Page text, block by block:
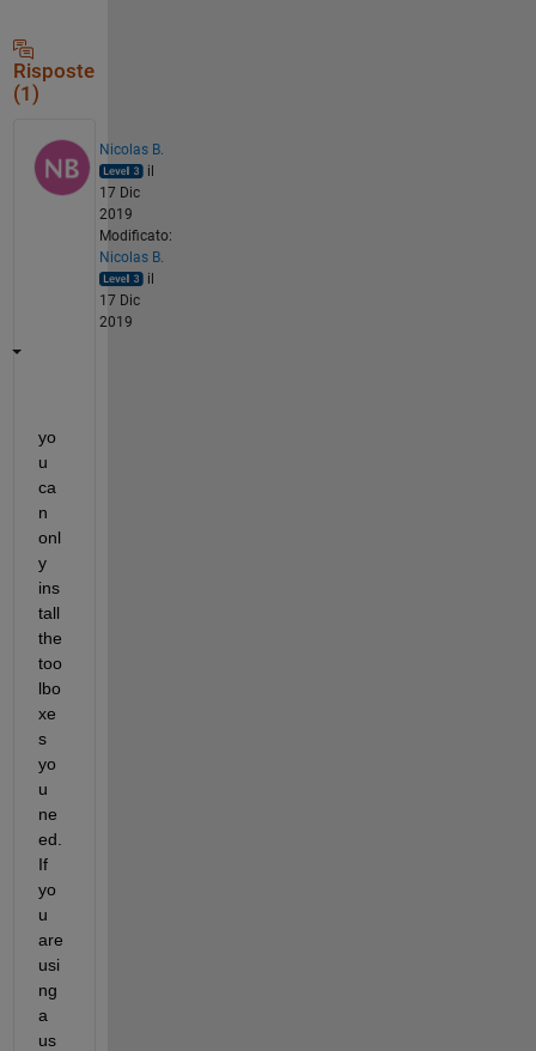
Risposte
(1)
Nicolas B.
il
17 Dic
2019
Modificato:
Nicolas B.
il
17 Dic
2019
yo
u
ca
n
onl
y
ins
tall
the
too
lbo
xe
s
yo
u
ne
ed.
If
yo
u
are
usi
ng
a
us